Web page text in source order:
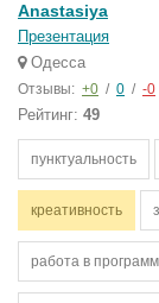
Anastasiya
Презентация
Одесса
Отзывы: +0 / 0 / -0
Рейтинг: 49
пунктуальность
креативность
работа в